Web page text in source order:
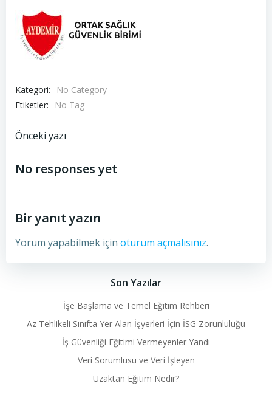
Kategori:
No Category
Etiketler:
No Tag
Post
navigation
Önceki yazı
No responses yet
Bir yanıt yazın
Yorum yapabilmek için oturum açmalısınız.
Son Yazılar
İşe Başlama ve Temel Eğitim Rehberi
Az Tehlikeli Sınıfta Yer Alan İşyerleri İçin İSG Zorunluluğu
İş Güvenliği Eğitimi Vermeyenler Yandı
Veri Sorumlusu ve Veri İşleyen
Uzaktan Eğitim Nedir?